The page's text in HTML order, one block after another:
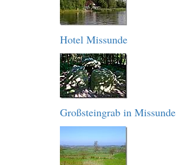
Hotel Missunde
Großsteingrab in Missunde